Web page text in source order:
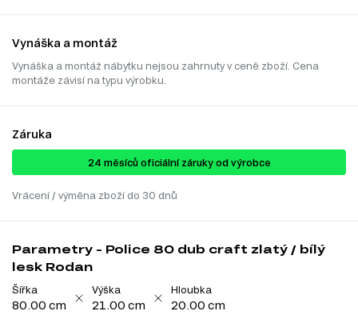
Vynáška a montáž
Vynáška a montáž nábytku nejsou zahrnuty v ceně zboží. Cena
montáže závisí na typu výrobku.
Záruka
24 ​​​​měsíců oficiální záruky od výrobce
Vrácení / výměna zboží do 30 dnů
Parametry - Police 80 dub craft zlatý / bílý
lesk Rodan
Šířka
80.00 cm
Výška
21.00 cm
Hloubka
20.00 cm